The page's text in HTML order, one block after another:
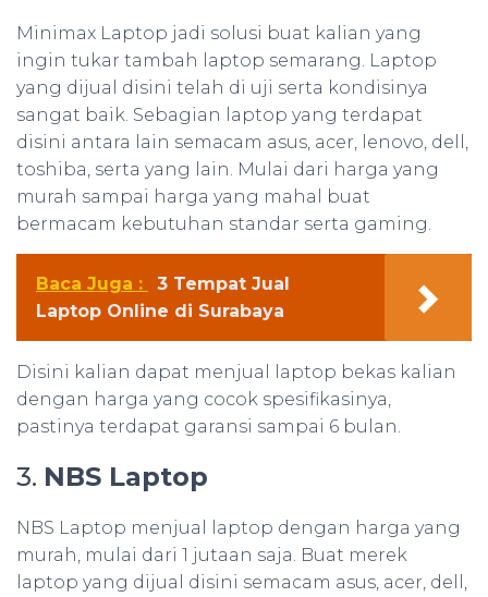
Minimax Laptop jadi solusi buat kalian yang
ingin tukar tambah laptop semarang. Laptop
yang dijual disini telah di uji serta kondisinya
sangat baik. Sebagian laptop yang terdapat
disini antara lain semacam asus, acer, lenovo, dell,
toshiba, serta yang lain. Mulai dari harga yang
murah sampai harga yang mahal buat
bermacam kebutuhan standar serta gaming.
Baca Juga :
3 Tempat Jual
Laptop Online di Surabaya
Disini kalian dapat menjual laptop bekas kalian
dengan harga yang cocok spesifikasinya,
pastinya terdapat garansi sampai 6 bulan.
3. NBS Laptop
NBS Laptop menjual laptop dengan harga yang
murah, mulai dari 1 jutaan saja. Buat merek
laptop yang dijual disini semacam asus, acer, dell,